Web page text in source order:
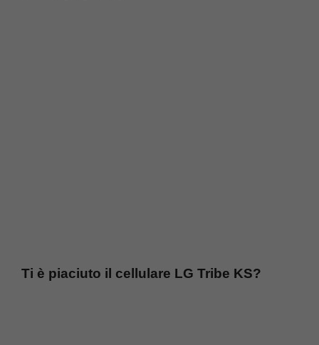
Ti è piaciuto il cellulare LG Tribe KS?